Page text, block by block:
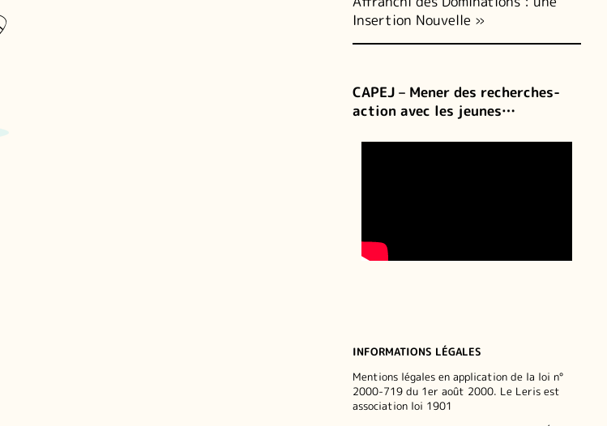
Insertion Nouvelle »
CAPEJ – Mener des recherches-
action avec les jeunes…
INFORMATIONS LÉGALES
Mentions légales en application de la loi n°
2000-719 du 1er août 2000. Le Leris est
association loi 1901